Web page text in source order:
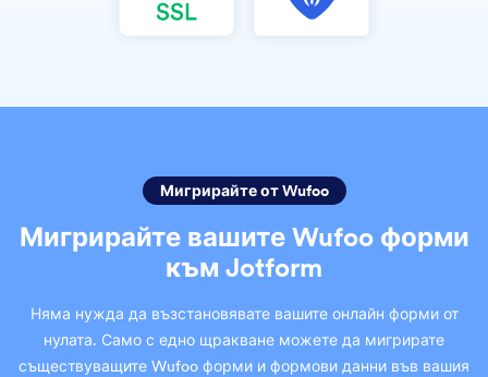
Мигрирайте от Wufoo
Мигрирайте вашите Wufoo форми
към Jotform
Няма нужда да възстановявате вашите онлайн форми от
нулата. Само с едно щракване можете да мигрирате
съществуващите Wufoo форми и формови данни във вашия